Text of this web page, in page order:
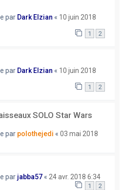
par Dark Elzian « 10 juin 2018
1 2
par Dark Elzian « 10 juin 2018
1 2
SOLO Star Wars
par polothejedi « 03 mai 2018
par jabba57 « 24 avr. 2018 6:34
1 2